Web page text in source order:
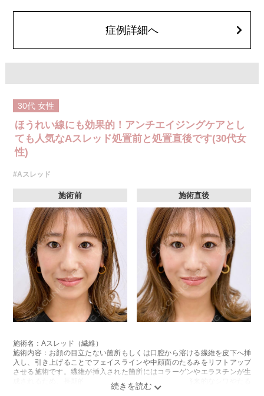
費用：1部位 184,800円(税込)
オプション：笑気麻酔 3,300円(税込)
症例詳細へ
30代 女性
ほうれい線にも効果的！アンチエイジングケアとし
ても人気なAスレッド処置前と処置直後です(30代女
性)
#Aスレッド
施術前 施術直後
施術名：Aスレッド（繊維）
施術内容：お顔の目立たない箇所もしくは口腔から溶ける繊維を皮下へ挿
入し、引き上げることでフェイスラインや中顔面のたるみをリフトアップ
させる施術です。繊維が挿入された箇所にはコラーゲンやエラスチンが生
成されるため、長期的な美肌効果、肌質の改善効果、将来的なシワやたる
みの予防効果が期待できます。